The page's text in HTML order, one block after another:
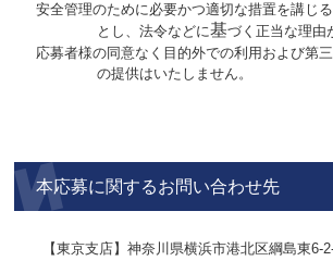
安全管理のために必要かつ適切な措置を講じ
とし、法令などに基づく正当な理由
応募者様の同意なく目的外での利用および第
の提供はいたしません。
本応募に関するお問い合わせ先
【東京支店】神奈川県横浜市港北区綱島東6-